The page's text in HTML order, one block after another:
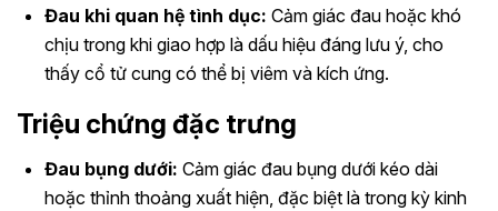
Đau khi quan hệ tình dục: Cảm giác đau hoặc khó
chịu trong khi giao hợp là dấu hiệu đáng lưu ý, cho
thấy cổ tử cung có thể bị viêm và kích ứng.
Triệu chứng đặc trưng
Đau bụng dưới: Cảm giác đau bụng dưới kéo dài
hoặc thỉnh thoảng xuất hiện, đặc biệt là trong kỳ kinh